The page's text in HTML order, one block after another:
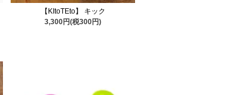
【KItoTEto】 キック
3,300円(税300円)